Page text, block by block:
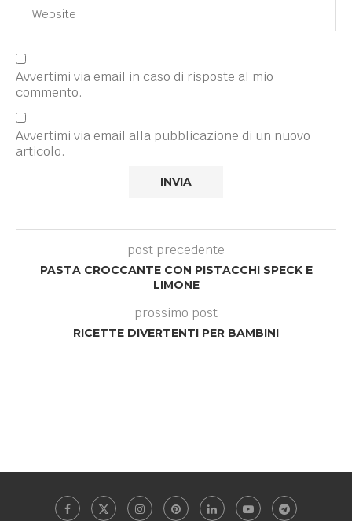
Avvertimi via email in caso di risposte al mio
commento.
Avvertimi via email alla pubblicazione di un nuovo
articolo.
post precedente
PASTA CROCCANTE CON PISTACCHI SPECK E
LIMONE
prossimo post
RICETTE DIVERTENTI PER BAMBINI